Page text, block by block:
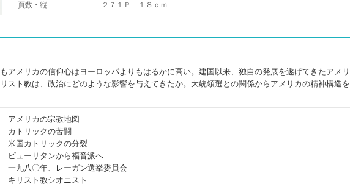
頁数・縦
２７１Ｐ １８ｃｍ
アメリカの信仰心はヨーロッパよりもはるかに高い。建国以来、独自の発展を遂げてきたアメリ
スト教は、政治にどのような影響を与えてきたか。大統領選との関係からアメリカの精神構造を
アメリカの宗教地図
カトリックの苦闘
米国カトリックの分裂
ピューリタンから福音派へ
一九八〇年、レーガン選挙委員会
キリスト教シオニスト